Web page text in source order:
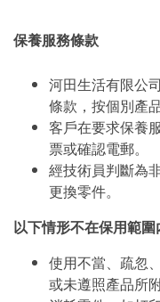
保養服務條款
河田生活有限公
條款，按個別產
客戶在要求保養
票或確認電郵。
經技術員判斷為
更換零件。
以下情形不在保用範圍
使用不當、疏忽
或未遵照產品所